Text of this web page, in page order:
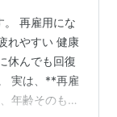
。 再雇用にな
れやすい 健康
休んでも回復
実は、**再雇
年齢そのもの